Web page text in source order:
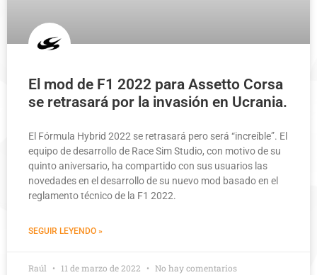
El mod de F1 2022 para Assetto Corsa
se retrasará por la invasión en Ucrania.
El Fórmula Hybrid 2022 se retrasará pero será “increíble”. El
equipo de desarrollo de Race Sim Studio, con motivo de su
quinto aniversario, ha compartido con sus usuarios las
novedades en el desarrollo de su nuevo mod basado en el
reglamento técnico de la F1 2022.
SEGUIR LEYENDO »
Raúl 11 de marzo de 2022 No hay comentarios